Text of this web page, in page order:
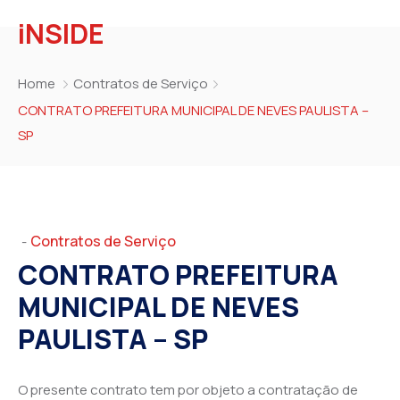
iNSIDE
Home
Contratos de Serviço
CONTRATO PREFEITURA MUNICIPAL DE NEVES PAULISTA –
SP
- Contratos de Serviço
CONTRATO PREFEITURA
MUNICIPAL DE NEVES
PAULISTA – SP
O presente contrato tem por objeto a contratação de